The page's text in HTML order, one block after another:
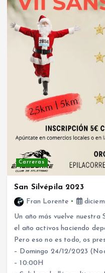
Carreras
San Silvépila 2023
Fran Lorente
Un año más vuelve nuestra
el año activos haciendo
Pero eso no es todo, os
– Domingo 24/12/2023
– 10:00H